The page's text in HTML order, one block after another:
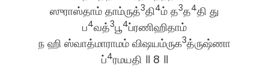
ஸுராஸ்தாம் தாம்ருத்3தி4ம் த3த4தி து
ப4வத்3பூ4ப்ரணிஹிதாம்
ந ஹி ஸ்வாத்மாராமம் விஷயம்ருக3த்ருஷ்ணா
ப்4ரமயதி ॥ 8 ॥